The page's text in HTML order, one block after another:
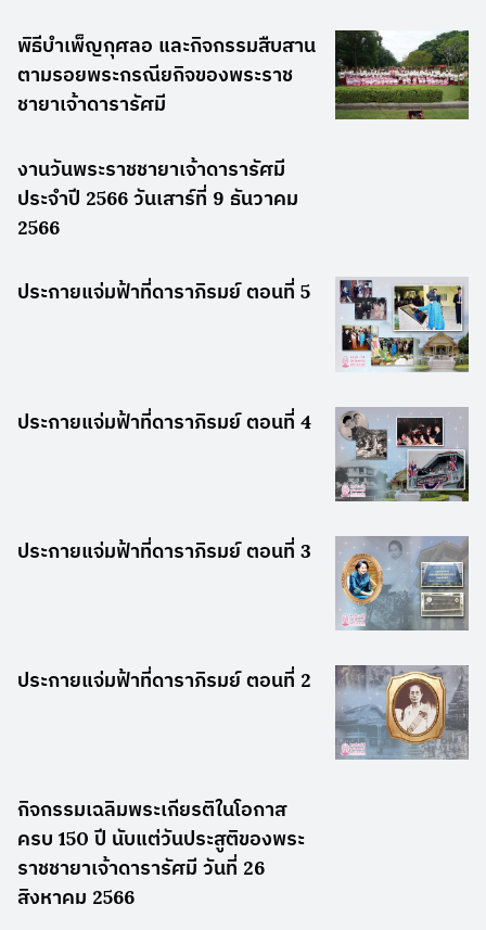
พิธีบำเพ็ญกุศลอ และกิจกรรมสืบสาน
ตามรอยพระกรณียกิจของพระราช
ชายาเจ้าดารารัศมี
งานวันพระราชชายาเจ้าดารารัศมี
ประจำปี 2566 วันเสาร์ที่ 9 ธันวาคม
2566
ประกายแจ่มฟ้าที่ดาราภิรมย์ ตอนที่ 5
ประกายแจ่มฟ้าที่ดาราภิรมย์ ตอนที่ 4
ประกายแจ่มฟ้าที่ดาราภิรมย์ ตอนที่ 3
ประกายแจ่มฟ้าที่ดาราภิรมย์ ตอนที่ 2
กิจกรรมเฉลิมพระเกียรติในโอกาส
ครบ 150 ปี นับแต่วันประสูติของพระ
ราชชายาเจ้าดารารัศมี วันที่ 26
สิงหาคม 2566